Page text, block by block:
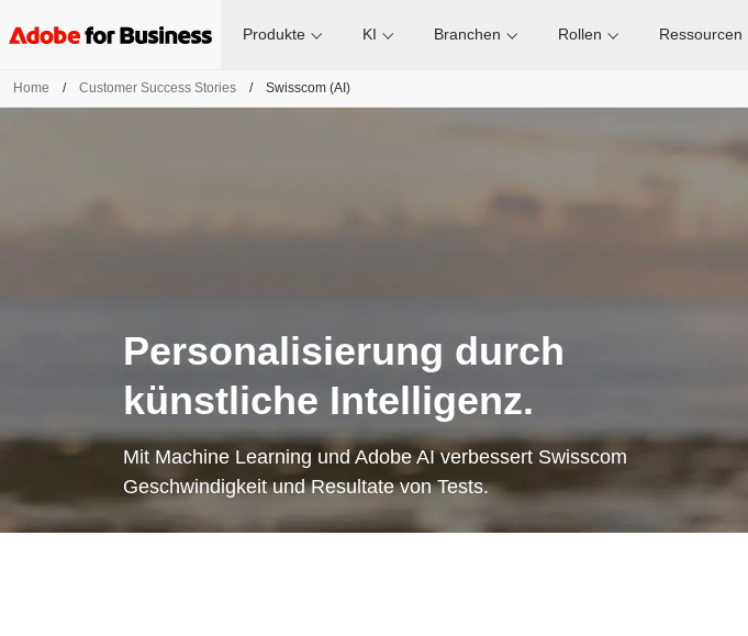
Produkte KI Branchen Rollen Ressourcen
Home / Customer Success Stories / Swisscom (AI)
Personalisierung durch
künstliche Intelligenz.
Mit Machine Learning und Adobe AI verbessert Swisscom
Geschwindigkeit und Resultate von Tests.